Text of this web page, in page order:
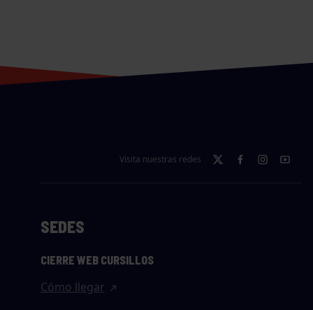
Visita nuestras redes
SEDES
CIERRE WEB CURSILLOS
Cómo llegar